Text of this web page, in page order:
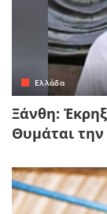
Ελλάδα
Ξάνθη:
Θυμάται